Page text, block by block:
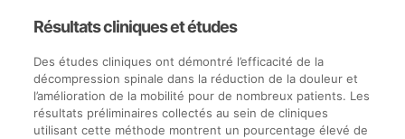
Résultats cliniques et études
Des études cliniques ont démontré l’efficacité de la
décompression spinale dans la réduction de la douleur et
l’amélioration de la mobilité pour de nombreux patients. Les
résultats préliminaires collectés au sein de cliniques
utilisant cette méthode montrent un pourcentage élevé de